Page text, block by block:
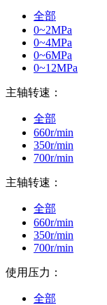
全部
0~2MPa
0~4MPa
0~6MPa
0~12MPa
主轴转速：
全部
660r/min
350r/min
700r/min
主轴转速：
全部
660r/min
350r/min
700r/min
使用压力：
全部